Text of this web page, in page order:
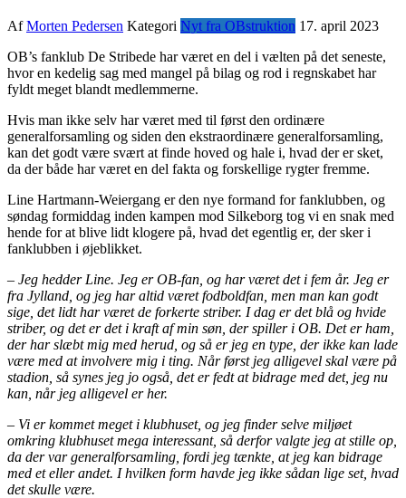
AfMorten Pedersen Kategori Nyt fra OBstruktion 17. april 2023
OB’s fanklub De Stribede har været en del i vælten på det seneste,
hvor en kedelig sag med mangel på bilag og rod i regnskabet har
fyldt meget blandt medlemmerne.
Hvis man ikke selv har været med til først den ordinære
generalforsamling og siden den ekstraordinære generalforsamling,
kan det godt være svært at finde hoved og hale i, hvad der er sket,
da der både har været en del fakta og forskellige rygter fremme.
Line Hartmann-Weiergang er den nye formand for fanklubben, og
søndag formiddag inden kampen mod Silkeborg tog vi en snak med
hende for at blive lidt klogere på, hvad det egentlig er, der sker i
fanklubben i øjeblikket.
– Jeg hedder Line. Jeg er OB-fan, og har været det i fem år. Jeg er
fra Jylland, og jeg har altid været fodboldfan, men man kan godt
sige, det lidt har været de forkerte striber. I dag er det blå og hvide
striber, og det er det i kraft af min søn, der spiller i OB. Det er ham,
der har slæbt mig med herud, og så er jeg en type, der ikke kan lade
være med at involvere mig i ting. Når først jeg alligevel skal være på
stadion, så synes jeg jo også, det er fedt at bidrage med det, jeg nu
kan, når jeg alligevel er her.
– Vi er kommet meget i klubhuset, og jeg finder selve miljøet
omkring klubhuset mega interessant, så derfor valgte jeg at stille op,
da der var generalforsamling, fordi jeg tænkte, at jeg kan bidrage
med et eller andet. I hvilken form havde jeg ikke sådan lige set, hvad
det skulle være.